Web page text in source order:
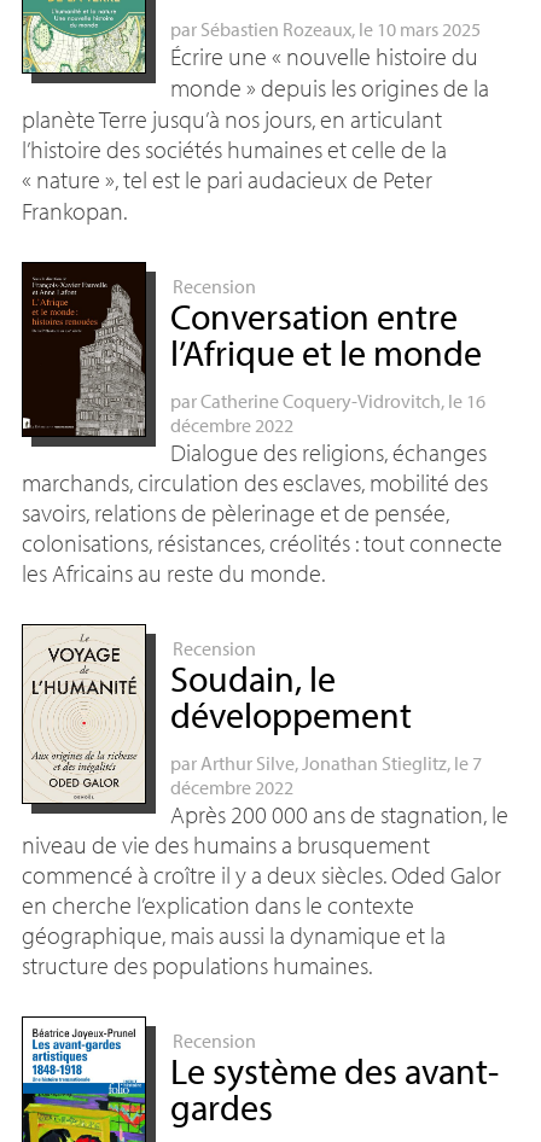
par Sébastien Rozeaux, le 10 mars 2025
Écrire une « nouvelle histoire du
monde » depuis les origines de la
planète Terre jusqu’à nos jours, en articulant
l’histoire des sociétés humaines et celle de la
« nature », tel est le pari audacieux de Peter
Frankopan.
Recension
Conversation entre
l’Afrique et le monde
parCatherine Coquery-Vidrovitch, le 16
décembre 2022
Dialogue des religions, échanges
marchands, circulation des esclaves, mobilité des
savoirs, relations de pèlerinage et de pensée,
colonisations, résistances, créolités : tout connecte
les Africains au reste du monde.
Recension
Soudain, le
développement
parArthur Silve,Jonathan Stieglitz, le 7
décembre 2022
Après 200 000 ans de stagnation, le
niveau de vie des humains a brusquement
commencé à croître il y a deux siècles. Oded Galor
en cherche l’explication dans le contexte
géographique, mais aussi la dynamique et la
structure des populations humaines.
Recension
Le système des avant-
gardes